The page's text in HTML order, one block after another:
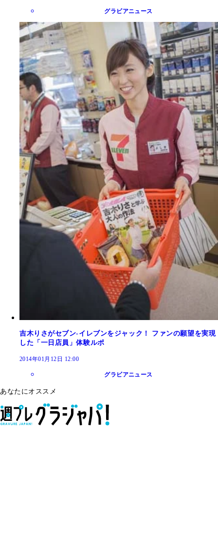
グラビアニュース
吉木りさがセブン-イレブンをジャック！ ファンの願望を実現
した「一日店員」体験ルポ
2014年01月12日 12:00
グラビアニュース
あなたにオススメ